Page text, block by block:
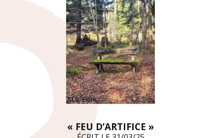
« FEU D’ARTIFICE »